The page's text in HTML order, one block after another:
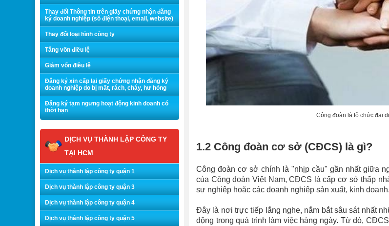
Công đoàn là tổ chức đại
1.2 Công đoàn cơ sở (CĐCS) là gì?
Công đoàn cơ sở chính là "nhịp cầu" gần nhất giữa
của Công đoàn Việt Nam, CĐCS là cấp cơ sở thấp
sự nghiệp hoặc các doanh nghiệp sản xuất, kinh doanh.
Đây là nơi trực tiếp lắng nghe, nắm bắt sâu sát nhất
động trong quá trình làm việc hàng ngày. Từ đó,
Thay đổi Thông tin trên giấy chứng nhận đăng
ký doanh nghiệp (số điện thoại, email, website)
Thay đổi loại hình công ty
Tăng vốn điều lệ
Giảm vốn điều lệ
Đăng ký xin cấp lại giấy chứng nhận đăng ký
doanh nghiệp do bị mất, rách, cháy, hư hỏng
Đăng ký tạm ngưng hoạt động kinh doanh có
thời hạn
DỊCH VỤ THÀNH LẬP CÔNG TY
TẠI HCM
Dịch vụ thành lập công ty quận 1
Dịch vụ thành lập công ty quận 3
Dịch vụ thành lập công ty quận 4
Dịch vụ thành lập công ty quận 5